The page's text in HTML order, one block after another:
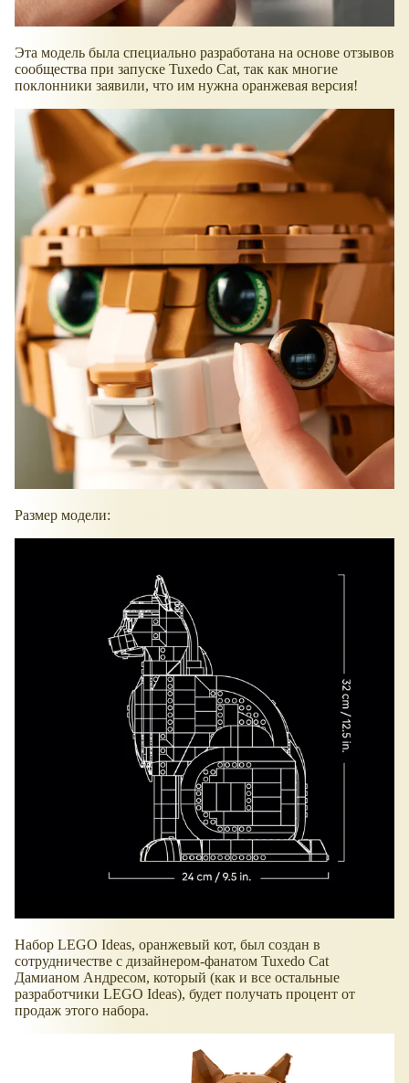
Эта модель была специально разработана на основе отзывов
сообщества при запуске Tuxedo Cat, так как многие
поклонники заявили, что им нужна оранжевая версия!
Размер модели:
Набор LEGO Ideas, оранжевый кот, был создан в
сотрудничестве с дизайнером-фанатом Tuxedo Cat
Дамианом Андресом, который (как и все остальные
разработчики LEGO Ideas), будет получать процент от
продаж этого набора.